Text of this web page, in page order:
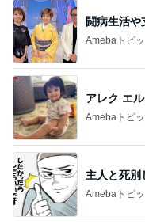
闘病生活や
Amebaトピ
アレク エ
Amebaトピ
主人と死別
Amebaトピ